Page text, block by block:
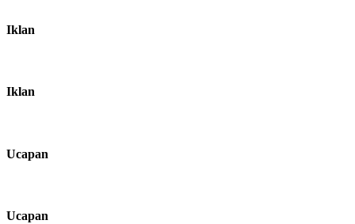
Iklan
Iklan
Ucapan
Ucapan